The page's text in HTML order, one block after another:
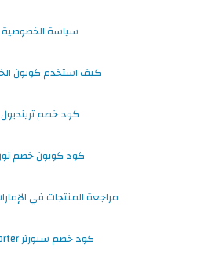
سياسة الخصوصية
كيف استخدم كوبون
كود خصم ترينديول
كود كوبون خصم
مراجعة المنتجات في
كود خصم سبورتر Sporter